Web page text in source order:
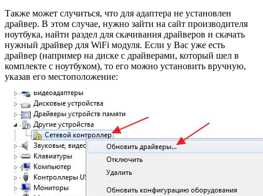
Также может случиться, что для адаптера не установлен
драйвер. В этом случае, нужно зайти на сайт производителя
ноутбука, найти раздел для скачивания драйверов и скачать
нужный драйвер для WiFi модуля. Если у Вас уже есть
драйвер (например на диске с драйверами, который шел в
комплекте с ноутбуком), то его можно установить вручную,
указав его местоположение: